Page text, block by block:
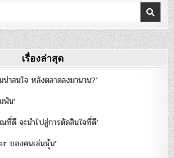
เรื่องล่าสุด
าสนใจ หลังตลาดลงมานาน?’
พัน’
ดี จะนำไปสู่การตัดสินใจที่ดี’
ของคนเล่นหุ้น’